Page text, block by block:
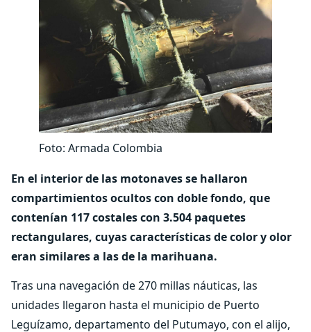
Foto: Armada Colombia
En el interior de las motonaves se hallaron
compartimientos ocultos con doble fondo, que
contenían 117 costales con 3.504 paquetes
rectangulares, cuyas características de color y olor
eran similares a las de la marihuana.
Tras una navegación de 270 millas náuticas, las
unidades llegaron hasta el municipio de Puerto
Leguízamo, departamento del Putumayo, con el alijo,